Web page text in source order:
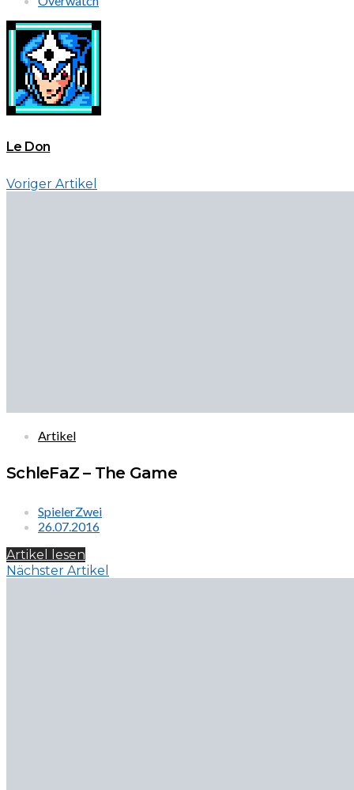
Le Don
Voriger Artikel
Artikel
SchleFaZ – The Game
SpielerZwei
26.07.2016
Artikel lesen
Nächster Artikel